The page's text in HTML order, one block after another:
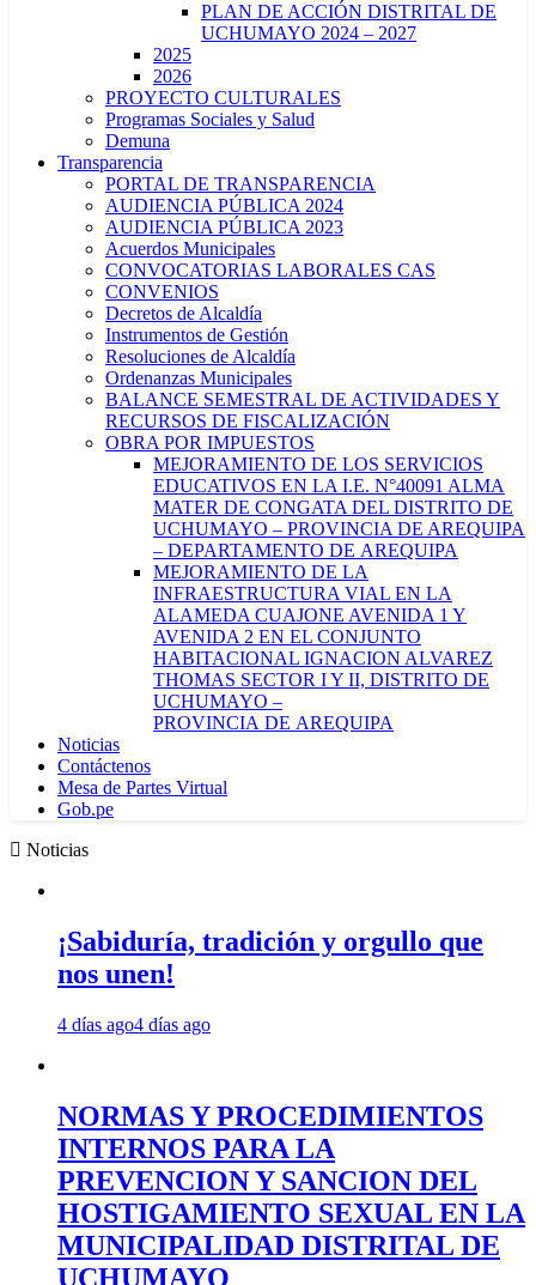
PLAN DE ACCIÓN DISTRITAL DE
UCHUMAYO 2024 – 2027
2025
2026
PROYECTO CULTURALES
Programas Sociales y Salud
Demuna
Transparencia
PORTAL DE TRANSPARENCIA
AUDIENCIA PÚBLICA 2024
AUDIENCIA PÚBLICA 2023
Acuerdos Municipales
CONVOCATORIAS LABORALES CAS
CONVENIOS
Decretos de Alcaldía
Instrumentos de Gestión
Resoluciones de Alcaldía
Ordenanzas Municipales
BALANCE SEMESTRAL DE ACTIVIDADES Y
RECURSOS DE FISCALIZACIÓN
OBRA POR IMPUESTOS
MEJORAMIENTO DE LOS SERVICIOS
EDUCATIVOS EN LA I.E. N°40091 ALMA
MATER DE CONGATA DEL DISTRITO DE
UCHUMAYO – PROVINCIA DE AREQUIPA
– DEPARTAMENTO DE AREQUIPA
MEJORAMIENTO DE LA
INFRAESTRUCTURA VIAL EN LA
ALAMEDA CUAJONE AVENIDA 1 Y
AVENIDA 2 EN EL CONJUNTO
HABITACIONAL IGNACION ALVAREZ
THOMAS SECTOR I Y II, DISTRITO DE
UCHUMAYO –
PROVINCIA DE AREQUIPA
Noticias
Contáctenos
Mesa de Partes Virtual
Gob.pe
Noticias
¡Sabiduría, tradición y orgullo que
nos unen!
4 días ago4 días ago
NORMAS Y PROCEDIMIENTOS
INTERNOS PARA LA
PREVENCION Y SANCION DEL
HOSTIGAMIENTO SEXUAL EN LA
MUNICIPALIDAD DISTRITAL DE
UCHUMAYO